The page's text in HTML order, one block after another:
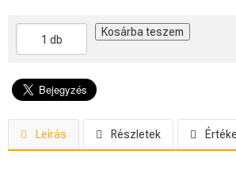
Kosárba teszem
Leírás Részletek